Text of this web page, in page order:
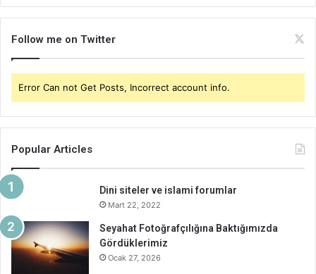
Follow me on Twitter
Error Can not Get Posts, Incorrect account info.
Popular Articles
Dini siteler ve islami forumlar
Mart 22, 2022
Seyahat Fotoğrafçılığına Baktığımızda
Gördüklerimiz
Ocak 27, 2026